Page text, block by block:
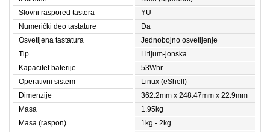
Slovni raspored tastera
YU
Numerički deo tastature
Da
Osvetljena tastatura
Jednobojno osvetljenje
Tip
Litijum-jonska
Kapacitet baterije
53Whr
Operativni sistem
Linux (eShell)
Dimenzije
362.2mm x 248.47mm x 22.9mm
Masa
1.95kg
Masa (raspon)
1kg - 2kg